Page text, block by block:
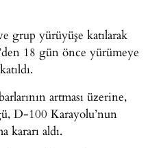
grup yürüyüşe katılarak
18 gün önce yürümeye
artması üzerine,
D-100 Karayolu’nun
kararı aldı.